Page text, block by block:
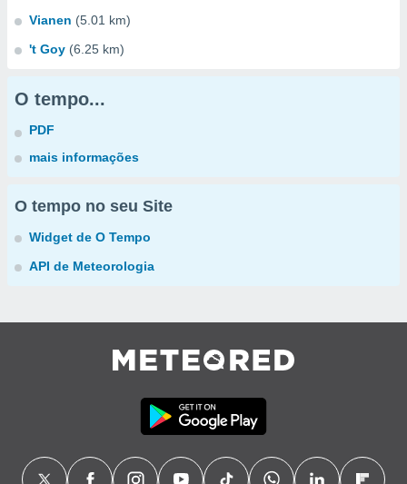
Vianen (5.01 km)
't Goy (6.25 km)
O tempo...
PDF
mais informações
O tempo no seu Site
Widget de O Tempo
API de Meteorologia